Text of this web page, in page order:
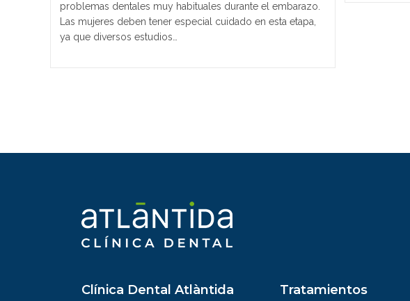
problemas dentales muy habituales durante el embarazo.
Las mujeres deben tener especial cuidado en esta etapa,
ya que diversos estudios…
Clínica Dental Atlàntida Tratamientos